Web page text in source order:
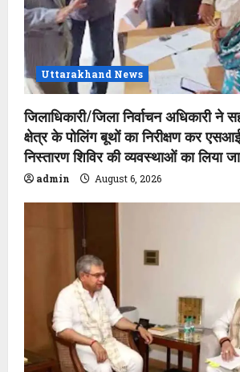
Uttarakhand News
जिलाधिकारी/जिला निर्वाचन अधिकारी ने
क्षेत्र के पोलिंग बूथों का निरीक्षण कर
निस्तारण शिविर की व्यवस्थाओं का लिया
admin August 6, 2026